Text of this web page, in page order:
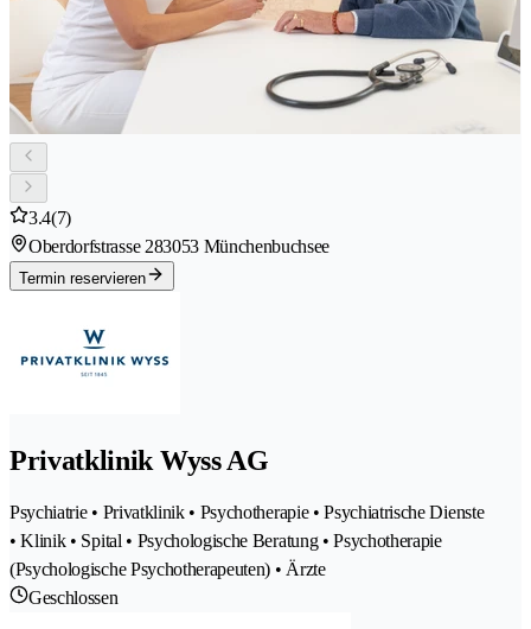
3.4(7)
Oberdorfstrasse 283053 Münchenbuchsee
Termin reservieren
Privatklinik Wyss AG
Psychiatrie • Privatklinik • Psychotherapie • Psychiatrische Dienste
• Klinik • Spital • Psychologische Beratung • Psychotherapie
(Psychologische Psychotherapeuten) • Ärzte
Geschlossen